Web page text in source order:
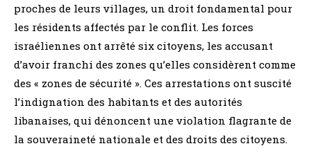
proches de leurs villages, un droit fondamental pour
les résidents affectés par le conflit. Les forces
israéliennes ont arrêté six citoyens, les accusant
d’avoir franchi des zones qu’elles considèrent comme
des « zones de sécurité ». Ces arrestations ont suscité
l’indignation des habitants et des autorités
libanaises, qui dénoncent une violation flagrante de
la souveraineté nationale et des droits des citoyens.